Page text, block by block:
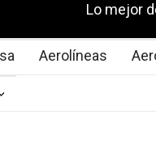
Lo mejor
Aerolíneas